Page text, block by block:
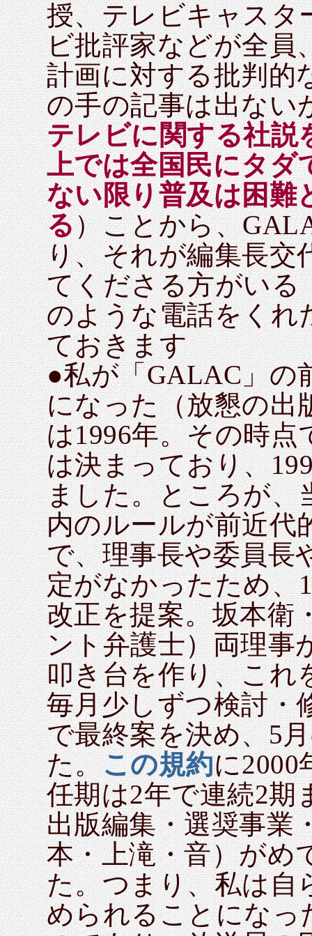
授、テレビキャスタ
ビ批評家などが全員
計画に対する批判的
の手の記事は出ない
テレビに関する社説
上では全国民にタダ
ない限り普及は困難
る）ことから、
り、それが編集長交
てくださる方がいる
のような電話をくれ
ておきます
●私が「GALAC」の
になった（放懇の出
は1996年。その時
は決まっており、
ました。ところが、
内のルールが前近代
で、理事長や委員長
定がなかったため、
改正を提案。坂本衛
ント弁護士）両理事
叩き台を作り、これ
毎月少しずつ検討・
で最終案を決め、5
た。この規約に2000
任期は2年で連続2期
出版編集・選奨事業
本・上滝・音）がめ
た。つまり、私は自
められることになっ